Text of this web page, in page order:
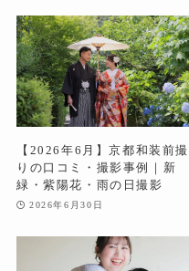
【2026年6月】京都和装前撮
りの口コミ・撮影事例｜新
緑・紫陽花・雨の日撮影
2026年6月30日